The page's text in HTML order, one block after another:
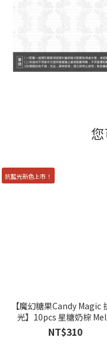
抗藍光新色上市！
【魔幻糖果Candy Magic
光】10pcs 星糖奶棕
Brown 彩色日拋
NT$310